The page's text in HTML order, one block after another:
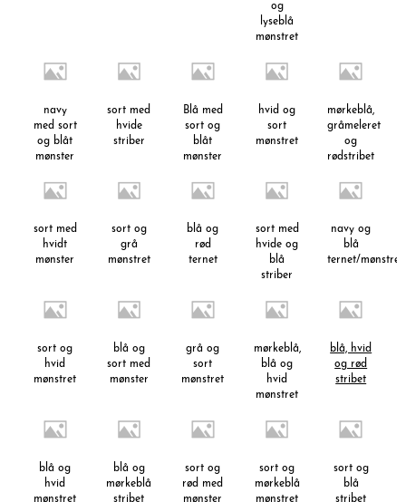
og
lyseblå
mønstret
navy
med sort
og blåt
mønster
sort med
hvide
striber
Blå med
sort og
blåt
mønster
hvid og
sort
mønstret
mørkeblå,
gråmeleret
og
rødstribet
sort med
hvidt
mønster
sort og
grå
mønstret
blå og
rød
ternet
sort med
hvide og
blå
striber
navy og
blå
ternet/mønstret
sort og
hvid
mønstret
blå og
sort med
mønster
grå og
sort
mønstret
mørkeblå,
blå og
hvid
mønstret
blå, hvid
og rød
stribet
blå og
hvid
mønstret
blå og
mørkeblå
stribet
sort og
rød med
mønster
sort og
mørkeblå
mønstret
sort og
blå
stribet